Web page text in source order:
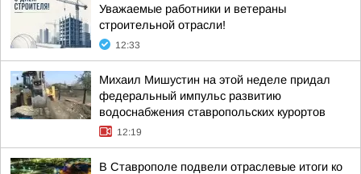
Уважаемые работники и ветераны
строительной отрасли!
12:33
Михаил Мишустин на этой неделе придал
федеральный импульс развитию
водоснабжения ставропольских курортов
12:19
В Ставрополе подвели отраслевые итоги ко